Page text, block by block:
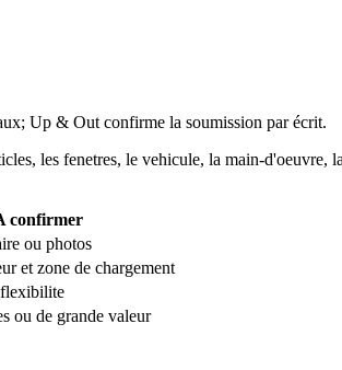
Up & Out confirme la soumission par écrit.
les fenetres, le vehicule, la main-
confirmer
ou photos
et zone de chargement
ou de grande valeur